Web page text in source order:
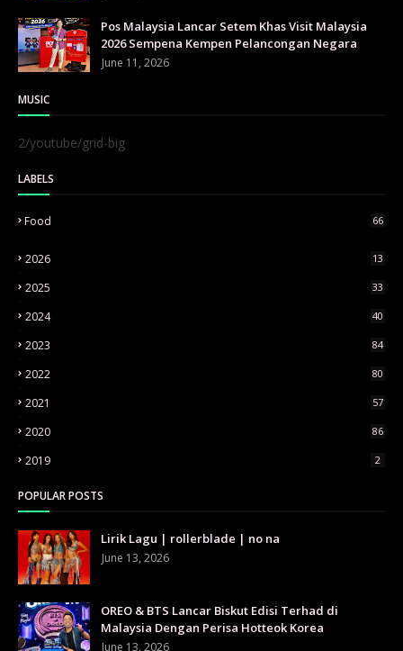
Pos Malaysia Lancar Setem Khas Visit Malaysia
2026 Sempena Kempen Pelancongan Negara
June 11, 2026
MUSIC
2/youtube/grid-big
LABELS
Food 66
2026 13
2025 33
2024 40
2023 84
2022 80
2021 57
2020 86
2019 2
POPULAR POSTS
Lirik Lagu | rollerblade | no na
June 13, 2026
OREO & BTS Lancar Biskut Edisi Terhad di
Malaysia Dengan Perisa Hotteok Korea
June 13, 2026